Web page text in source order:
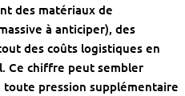
des matériaux de
à anticiper), des
des coûts logistiques en
Ce chiffre peut sembler
pression supplémentaire